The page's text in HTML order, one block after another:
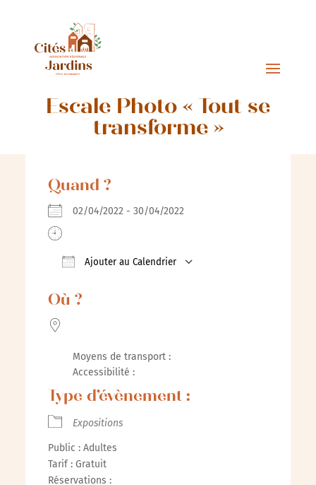
Escale Photo « Tout se
transforme »
Quand ?
02/04/2022 - 30/04/2022
Ajouter au Calendrier
Où ?
Moyens de transport :
Accessibilité :
Type d’évènement :
Expositions
Public : Adultes
Tarif : Gratuit
Réservations :